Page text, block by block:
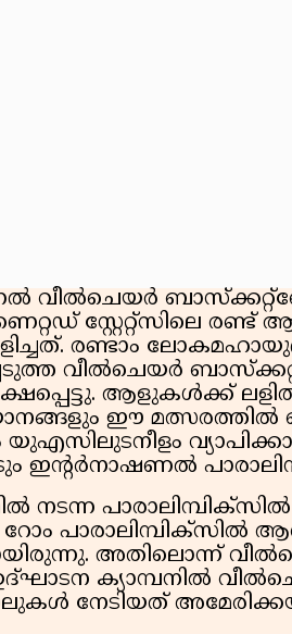
വീൽചെയർ
സ്റ്റേറ്റ്സിലെ രണ്ട്
രണ്ടാം
വീൽചെയർ
ആളുകൾക്ക്
ഈ
യുഎസിലുടനീളം
ഇൻ്റർനാഷണൽ
നടന്ന
റോം പാരാലിമ്പിക്സിൽ
അതിലൊന്ന്
ക്യാമ്പനിൽ
നേടിയത്